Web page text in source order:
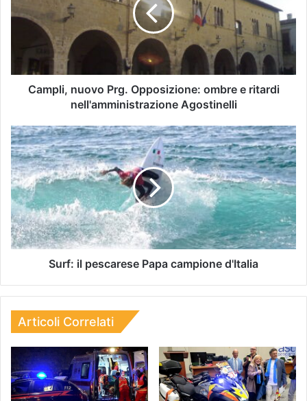
Campli, nuovo Prg. Opposizione: ombre e ritardi
nell'amministrazione Agostinelli
Surf: il pescarese Papa campione d'Italia
Articoli Correlati